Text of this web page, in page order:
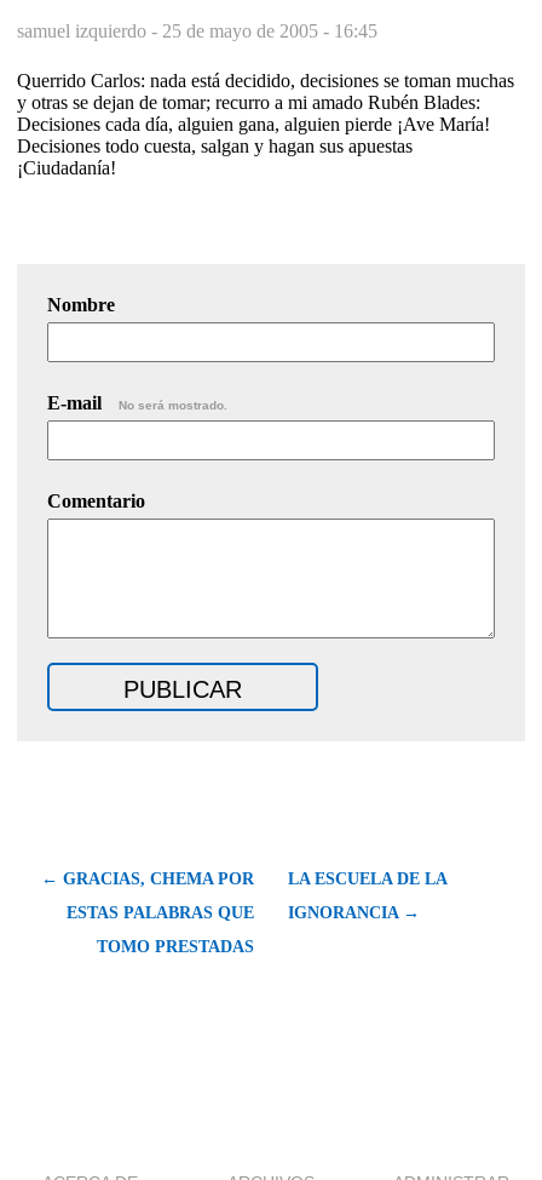
samuel izquierdo - 25 de mayo de 2005 - 16:45
Querrido Carlos: nada está decidido, decisiones se toman muchas
y otras se dejan de tomar; recurro a mi amado Rubén Blades:
Decisiones cada día, alguien gana, alguien pierde ¡Ave María!
Decisiones todo cuesta, salgan y hagan sus apuestas
¡Ciudadanía!
Nombre
E-mail No será mostrado.
Comentario
← GRACIAS, CHEMA POR
ESTAS PALABRAS QUE
TOMO PRESTADAS
LA ESCUELA DE LA
IGNORANCIA →